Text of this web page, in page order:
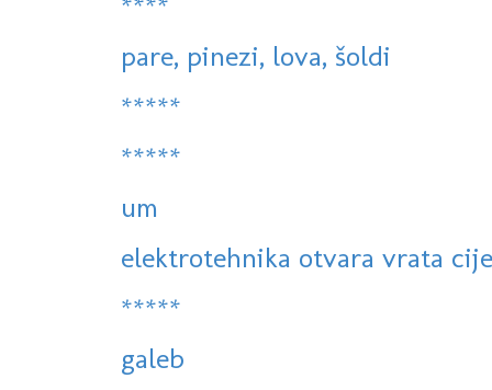
pare, pinezi, lova, šoldi
*****
*****
um
elektrotehnika otvara vrata
*****
galeb